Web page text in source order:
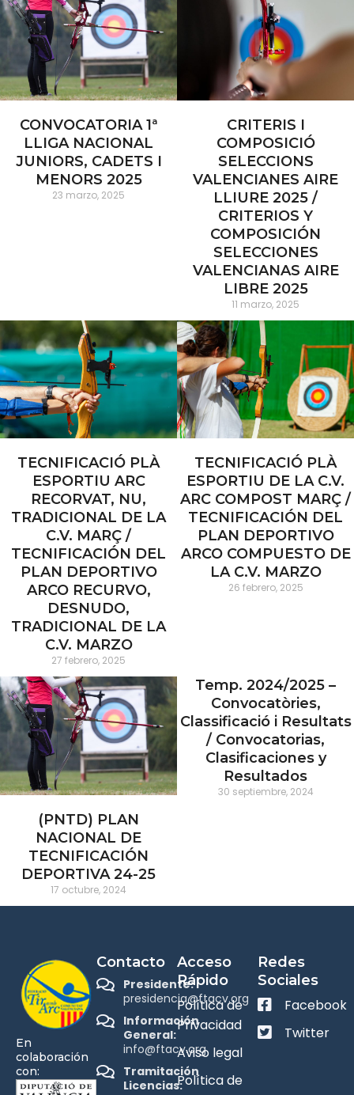
CONVOCATORIA 1ª
LLIGA NACIONAL
JUNIORS, CADETS I
MENORS 2025
23 marzo, 2025
CRITERIS I
COMPOSICIÓ
SELECCIONS
VALENCIANES AIRE
LLIURE 2025 /
CRITERIOS Y
COMPOSICIÓN
SELECCIONES
VALENCIANAS AIRE
LIBRE 2025
11 marzo, 2025
TECNIFICACIÓ PLÀ
ESPORTIU ARC
RECORVAT, NU,
TRADICIONAL DE LA
C.V. MARÇ /
TECNIFICACIÓN DEL
PLAN DEPORTIVO
ARCO RECURVO,
DESNUDO,
TRADICIONAL DE LA
C.V. MARZO
27 febrero, 2025
TECNIFICACIÓ PLÀ
ESPORTIU DE LA C.V.
ARC COMPOST MARÇ /
TECNIFICACIÓN DEL
PLAN DEPORTIVO
ARCO COMPUESTO DE
LA C.V. MARZO
26 febrero, 2025
(PNTD) PLAN
NACIONAL DE
TECNIFICACIÓN
DEPORTIVA 24-25
17 octubre, 2024
Temp. 2024/2025 –
Convocatòries,
Classificació i Resultats
/ Convocatorias,
Clasificaciones y
Resultados
30 septiembre, 2024
En
colaboración
con:
Contacto
Presidente:
presidencia@ftacv.org
Información
General:
info@ftacv.org
Tramitación
Licencias:
Acceso
Rápido
Política de
Privacidad
Aviso legal
Política de
Redes
Sociales
Facebook
Twitter